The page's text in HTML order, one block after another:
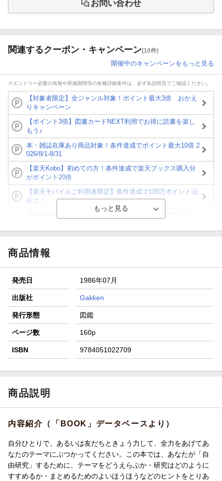
お問い合わせ
関連するクーポン・キャンペーン(10件)
開催中のキャンペーンをもっと見る
※エントリー必要の有無や実施期間等の各種詳細条件は、必ず各説明頁でご確認ください。
【対象者限定】全ジャンル対象！ポイント最大3倍 おかえ
りキャンペーン
【ポイント3倍】図書カードNEXT利用でお得に読書を楽し
もう♪
本・雑誌在庫あり商品対象！条件達成でポイント最大10倍 2
026/8/1-8/31
【楽天Kobo】初めての方！条件達成で楽天ブックス購入分
がポイント20倍
【楽天モバイルご利用者限定】条件達成で100万ポイント山
分け！
が当たる！
楽天モバイル紹介キャンペーンの拡散で300円OFFクーポン
進呈
条件達成で楽天限定・宝塚歌劇 宙組貸切公演ペアチケット
が当たる
商品情報
発売日 1986年07月
出版社 Gakken
発行形態 図鑑
ページ数 160p
ISBN 9784051022709
商品説明
内容紹介（「BOOK」データベースより）
自分ひとりで、あるいは友だちときょう力して、全力をあげてあ
なたのテーマにぶつかってください。この本では、あなたが「自
由研究」するために、テーマをどうえらぶか・研究はどのように
すすめるか・まとめるためのよいほうほうなどのヒントをとりあ